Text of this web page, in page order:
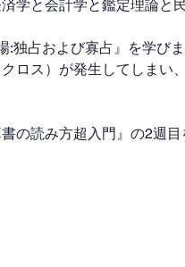
学と会計学と鑑定理論と
:独占および寡占』を学び
ロス）が発生してしまい
の読み方超入門』の2週